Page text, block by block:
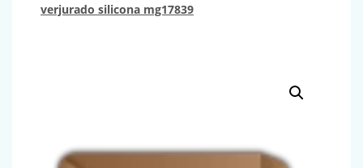
verjurado silicona mg17839